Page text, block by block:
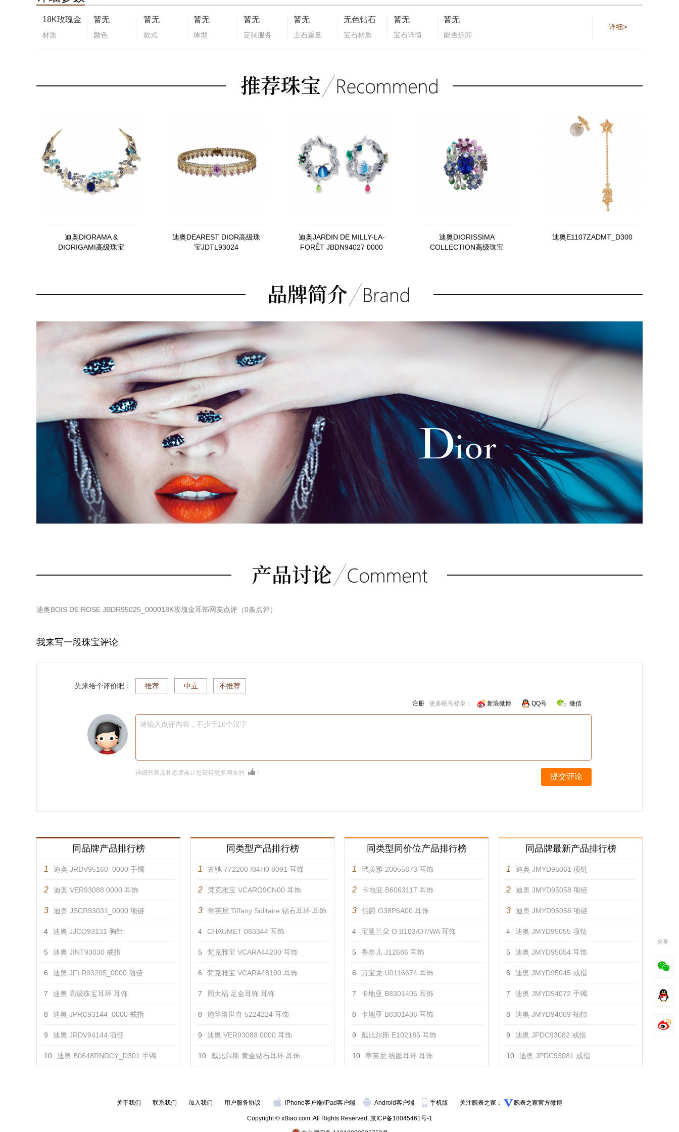
18K玫瑰金
材质
暂无
颜色
暂无
款式
暂无
琢型
暂无
定制服务
暂无
主石重量
无色钻石
宝石材质
暂无
宝石详情
暂无
能否拆卸
详细>
迪奥DIORAMA &
DIORIGAMI高级珠宝
迪奥DEAREST DIOR高级珠
宝JDTL93024
迪奥JARDIN DE MILLY-LA-
FORÊT JBDN94027 0000
迪奥DIORISSIMA
COLLECTION高级珠宝
迪奥E1107ZADMT_D300
迪奥BOIS DE ROSE JBDR95025_000018K玫瑰金耳饰网友点评（0条点评）
我来写一段珠宝评论
先来给个评价吧： 推荐 中立 不推荐
注册 更多帐号登录： 新浪微博 QQ号 微信
请输入点评内容，不少于10个汉字
详细的观点和态度会让您获得更多网友的 ！ 提交评论
同品牌产品排行榜
1 迪奥 JRDV95160_0000 手镯
2 迪奥 VER93088 0000 耳饰
3 迪奥 JSCR93031_0000 项链
4 迪奥 JJCO93131 胸针
5 迪奥 JINT93030 戒指
6 迪奥 JFLR93205_0000 项链
7 迪奥 高级珠宝耳环 耳饰
8 迪奥 JPRC93144_0000 戒指
9 迪奥 JRDV94144 项链
10 迪奥 B0648RNDCY_D301 手镯
同类型产品排行榜
1 古驰 772200 I84H0 8091 耳饰
2 梵克雅宝 VCARO9CN00 耳饰
3 蒂芙尼 Tiffany Solitaire 钻石耳环 耳饰
4 CHAUMET 083344 耳饰
5 梵克雅宝 VCARA44200 耳饰
6 梵克雅宝 VCARA48100 耳饰
7 周大福 足金耳饰 耳饰
8 施华洛世奇 5224224 耳饰
9 迪奥 VER93088 0000 耳饰
10 戴比尔斯 黄金钻石耳环 耳饰
同类型同价位产品排行榜
1 玳美雅 20055873 耳饰
2 卡地亚 B6063117 耳饰
3 伯爵 G38P6A00 耳饰
4 宝曼兰朵 O.B103/O7/WA 耳饰
5 香奈儿 J12686 耳饰
6 万宝龙 U0116674 耳饰
7 卡地亚 B8301405 耳饰
8 卡地亚 B8301406 耳饰
9 戴比尔斯 E102185 耳饰
10 蒂芙尼 线圈耳环 耳饰
同品牌最新产品排行榜
1 迪奥 JMYD95061 项链
2 迪奥 JMYD95058 项链
3 迪奥 JMYD95056 项链
4 迪奥 JMYD95055 项链
5 迪奥 JMYD95054 耳饰
6 迪奥 JMYD95045 戒指
7 迪奥 JMYD94072 手镯
8 迪奥 JMYD94069 袖扣
9 迪奥 JPDC93082 戒指
10 迪奥 JPDC93081 戒指
关于我们 联系我们 加入我们 用户服务协议 iPhone客户端/iPad客户端 Android客户端 手机版 关注腕表之家： 腕表之家官方微博
Copyright © xBiao.com. All Rights Reserved. 京ICP备18045461号-1
分享